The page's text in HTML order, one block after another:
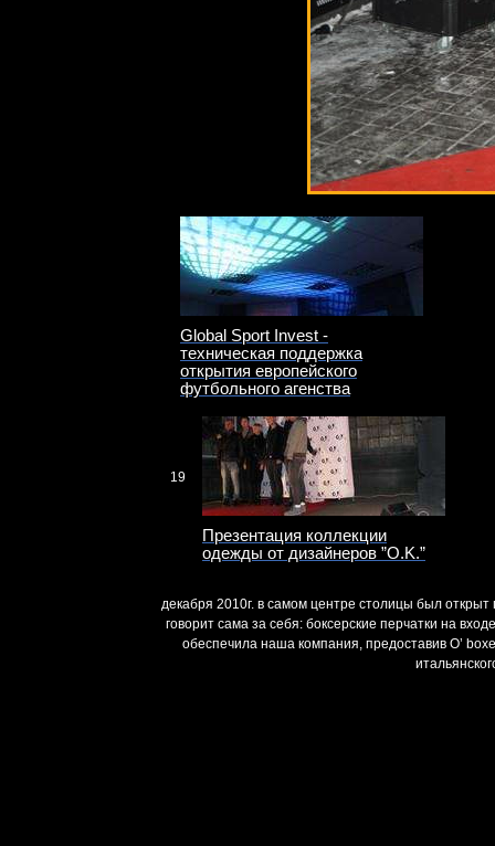
Global Sport Invest -
техническая поддержка
открытия европейского
футбольного агенства
Презентация коллекции
одежды от дизайнеров ”O.K.”
19
декабря 2010г. в самом центре столицы был
говорит сама за себя: боксерские перчатки на
обеспечила наша компания, предоставив O’